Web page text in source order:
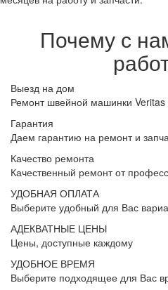
Почему с
Выезд на дом
Ремонт швейной машинки Veritas
Гарантия
Даем гарантию на ремонт и
Качество ремонта
Качественный ремонт от
УДОБНАЯ ОПЛАТА
Выберите удобный для Вас
АДЕКВАТНЫЕ ЦЕНЫ
Цены, доступные каждому
УДОБНОЕ ВРЕМЯ
Выберите подходящее для Вас